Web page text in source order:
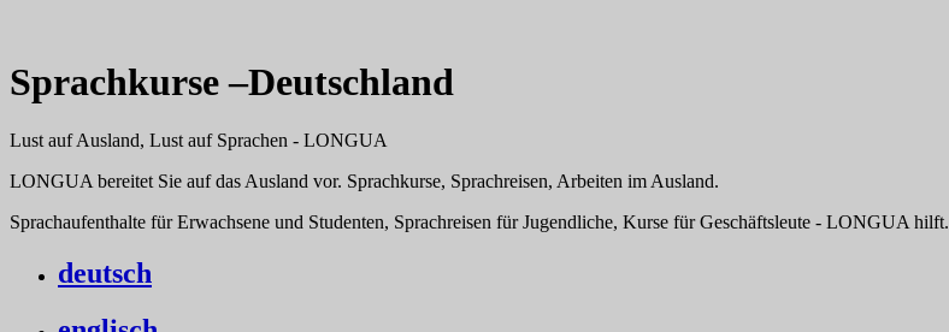
Sprachkurse –Deutschland
Lust auf Ausland, Lust auf Sprachen - LONGUA
LONGUA bereitet Sie auf das Ausland vor. Sprachkurse, Sprachreisen, Arbeiten im Ausland.
Sprachaufenthalte für Erwachsene und Studenten, Sprachreisen für Jugendliche, Kurse für Geschäftsleute - LONGUA hilft.
deutsch